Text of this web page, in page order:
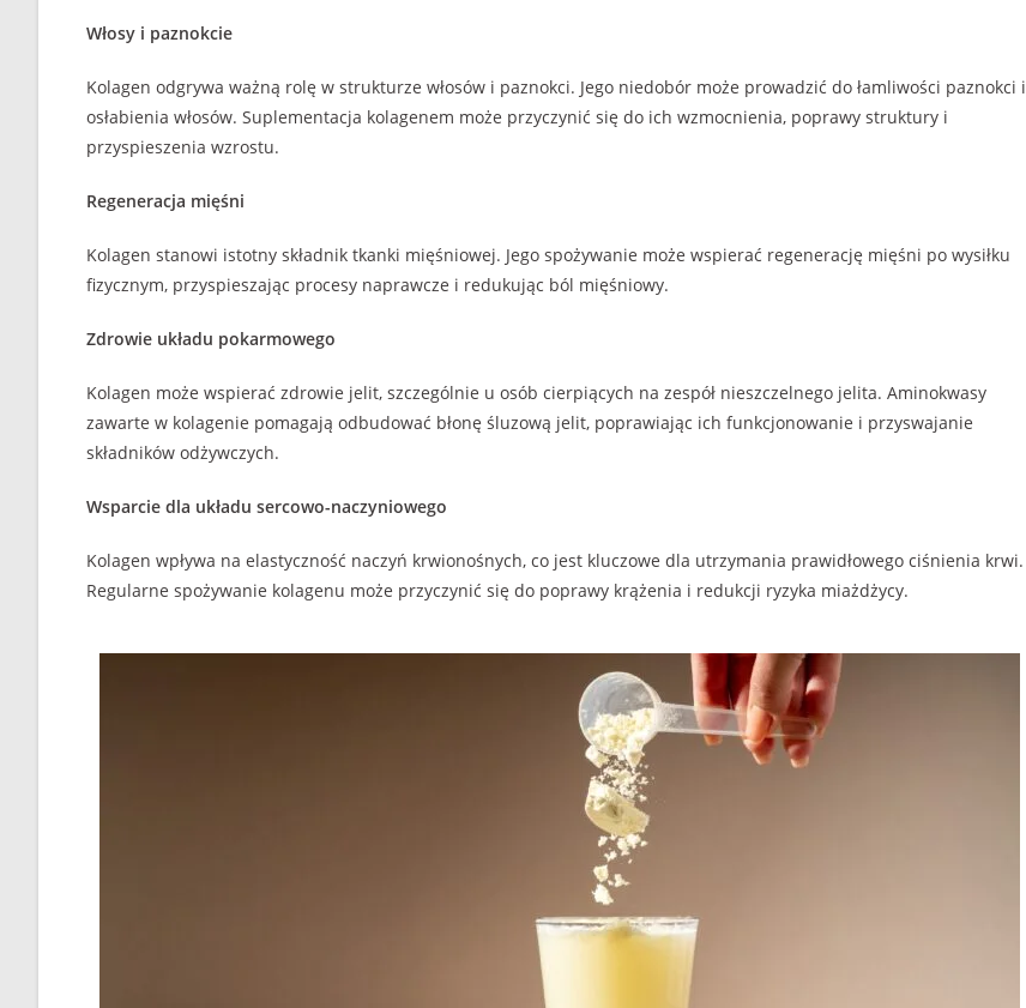
Włosy i paznokcie
Kolagen odgrywa ważną rolę w strukturze włosów i paznokci. Jego niedobór może prowadzić do łamliwości paznokci i
osłabienia włosów. Suplementacja kolagenem może przyczynić się do ich wzmocnienia, poprawy struktury i
przyspieszenia wzrostu.
Regeneracja mięśni
Kolagen stanowi istotny składnik tkanki mięśniowej. Jego spożywanie może wspierać regenerację mięśni po wysiłku
fizycznym, przyspieszając procesy naprawcze i redukując ból mięśniowy.
Zdrowie układu pokarmowego
Kolagen może wspierać zdrowie jelit, szczególnie u osób cierpiących na zespół nieszczelnego jelita. Aminokwasy
zawarte w kolagenie pomagają odbudować błonę śluzową jelit, poprawiając ich funkcjonowanie i przyswajanie
składników odżywczych.
Wsparcie dla układu sercowo-naczyniowego
Kolagen wpływa na elastyczność naczyń krwionośnych, co jest kluczowe dla utrzymania prawidłowego ciśnienia krwi.
Regularne spożywanie kolagenu może przyczynić się do poprawy krążenia i redukcji ryzyka miażdżycy.